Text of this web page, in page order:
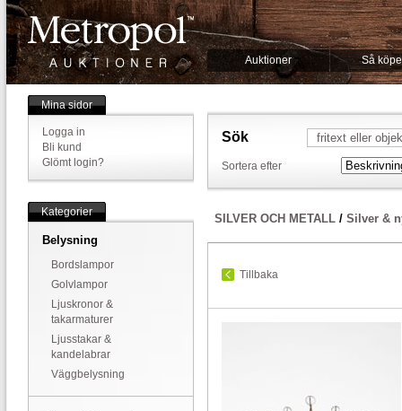
Auktioner Så
Mina sidor
Logga in
Bli kund
Glömt login?
Kategorier
Belysning
Bordslampor
Golvlampor
Ljuskronor &
takarmaturer
Ljusstakar &
kandelabrar
Väggbelysning
Sök
Sortera efter
SILVER OCH METALL / Silver &
Tillbaka